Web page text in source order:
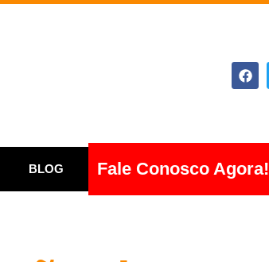
BLOG Fale Conosco Agora!